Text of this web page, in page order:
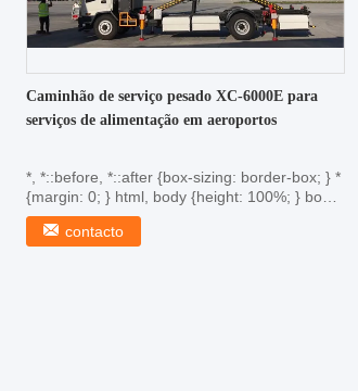
Caminhão de serviço pesado XC-6000E para
serviços de alimentação em aeroportos
*, *::before, *::after {box-sizing: border-box; } *
{margin: 0; } html, body {height: 100%; } body
...
contacto